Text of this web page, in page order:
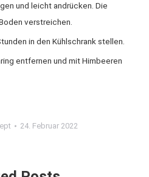
und leicht andrücken. Die
verstreichen.
in den Kühlschrank stellen.
24. Februar 2022